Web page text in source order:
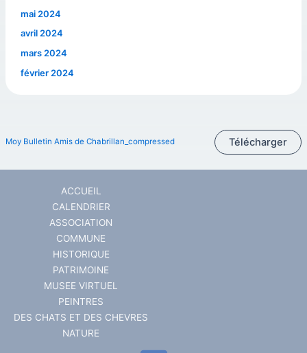
mai 2024
avril 2024
mars 2024
février 2024
Moy Bulletin Amis de Chabrillan_compressed Télécharger
ACCUEIL
CALENDRIER
ASSOCIATION
COMMUNE
HISTORIQUE
PATRIMOINE
MUSEE VIRTUEL
PEINTRES
DES CHATS ET DES CHEVRES
NATURE